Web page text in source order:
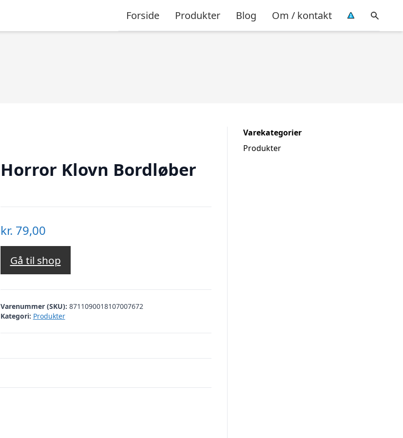
Forside Produkter Blog Om / kontakt
Horror Klovn Bordløber
kr. 79,00
Gå til shop
Varenummer (SKU): 8711090018107007672
Kategori: Produkter
Varekategorier
Produkter